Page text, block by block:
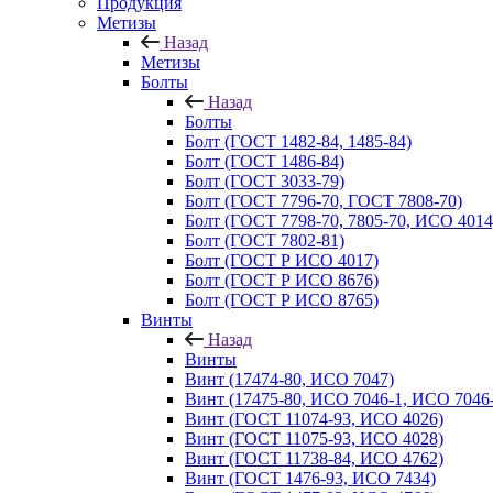
Метизы
Назад
Метизы
Болты
Назад
Болты
Болт (ГОСТ 1482-84, 1485-84)
Болт (ГОСТ 1486-84)
Болт (ГОСТ 3033-79)
Болт (ГОСТ 7796-70, ГОСТ 7808-70)
Болт (ГОСТ 7798-70, 7805-70, ИСО
Болт (ГОСТ 7802-81)
Болт (ГОСТ Р ИСО 4017)
Болт (ГОСТ Р ИСО 8676)
Болт (ГОСТ Р ИСО 8765)
Винты
Назад
Винты
Винт (17474-80, ИСО 7047)
Винт (17475-80, ИСО 7046-1, ИСО
Винт (ГОСТ 11074-93, ИСО 4026)
Винт (ГОСТ 11075-93, ИСО 4028)
Винт (ГОСТ 11738-84, ИСО 4762)
Винт (ГОСТ 1476-93, ИСО 7434)